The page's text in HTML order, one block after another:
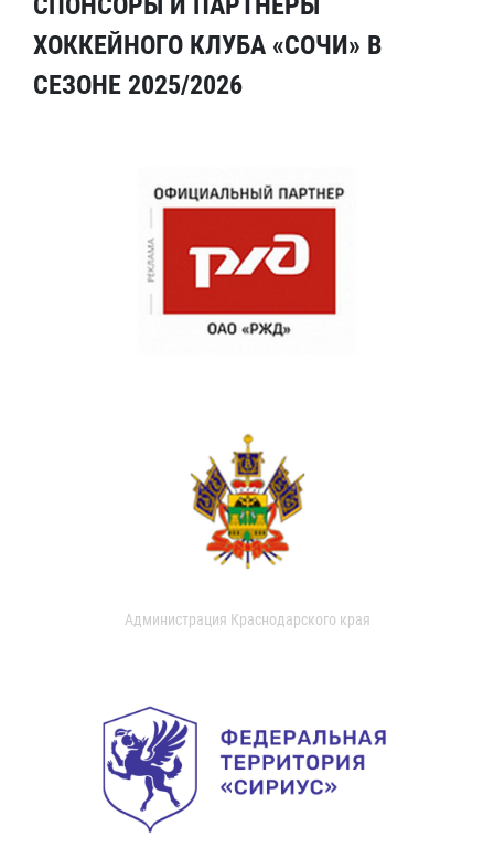
ХОККЕЙНОГО КЛУБА «СОЧИ» В
СЕЗОНЕ 2025/2026
Администрация Краснодарского края